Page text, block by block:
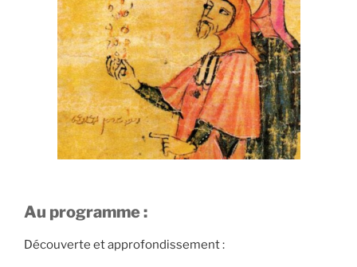
Au programme :
Découverte et approfondissement :